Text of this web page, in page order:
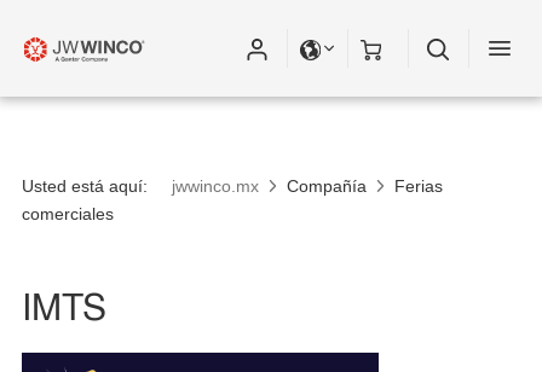
Usted está aquí: jwwinco.mx Compañía
Ferias
comerciales
IMTS